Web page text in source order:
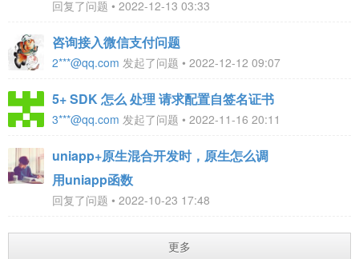
回复了问题 • 2022-12-13 03:33
咨询接入微信支付问题
2***@qq.com 发起了问题 • 2022-12-12 09:07
5+ SDK 怎么 处理 请求配置自签名证书
3***@qq.com 发起了问题 • 2022-11-16 20:11
uniapp+原生混合开发时，原生怎么调
用uniapp函数
回复了问题 • 2022-10-23 17:48
更多